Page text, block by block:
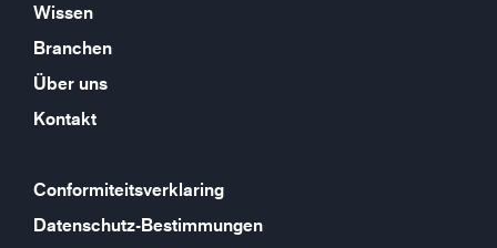
Wissen
Branchen
Über uns
Kontakt
Conformiteitsverklaring
Datenschutz-Bestimmungen